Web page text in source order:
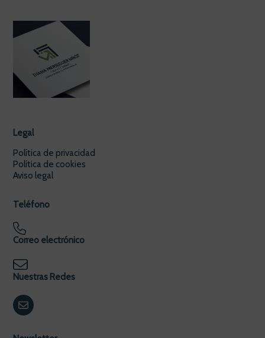
Legal
Política de privacidad
Política de cookies
Aviso legal
Teléfono
Correo electrónico
Nuestras Redes